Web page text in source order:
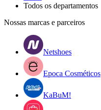
Todos os departamentos
Nossas marcas e parceiros
Netshoes
Epoca Cosméticos
KaBuM!